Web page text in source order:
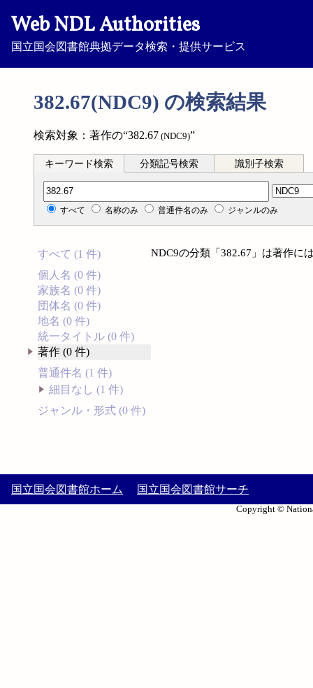
Web NDL Authorities
国立国会図書館典拠データ検索・提供サービス
382.67(NDC9) の検索結果
検索対象：著作の“382.67 (NDC9)”
キーワード検索 分類記号検索 識別子検索
分類記号検索
すべて 名称のみ 普通件名のみ ジャンルのみ
すべて (1 件)
個人名 (0 件)
家族名 (0 件)
団体名 (0 件)
地名 (0 件)
統一タイトル (0 件)
著作 (0 件)
普通件名 (1 件)
細目なし (1 件)
ジャンル・形式 (0 件)
NDC9の分類「382.67」は著作に
国立国会図書館ホーム 国立国会図書館サーチ
Copyright ©